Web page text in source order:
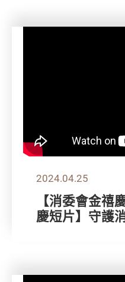
2024.04.25
【消委會金禧
慶短片】守護